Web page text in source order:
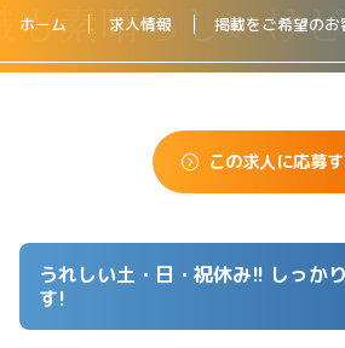
ホーム 求人情報 掲載をご希望のお
この求人に応募
うれしい土・日・祝休み!! しっか
す!